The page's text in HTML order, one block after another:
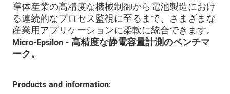
導体産業の高精度な機械制御から電池製造におけ
る連続的なプロセス監視に至るまで、さまざまな
産業用アプリケーションに柔軟に統合できます。
Micro-Epsilon - 高精度な静電容量計測のベンチマ
ーク。
Products and information: